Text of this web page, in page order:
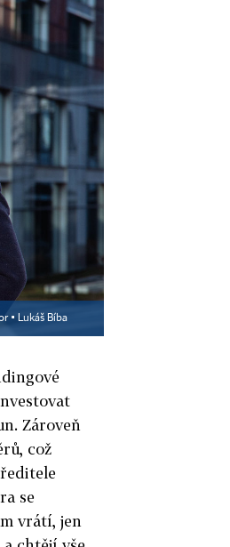
▪ Lukáš Bíba
Zároveň
což
se
vrátí, jen